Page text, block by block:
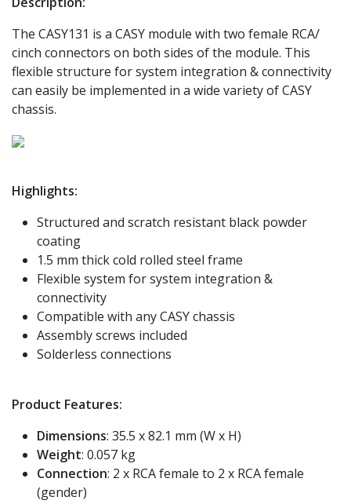
The CASY131 is a CASY module with two female RCA/
cinch connectors on both sides of the module. This
flexible structure for system integration & connectivity
can easily be implemented in a wide variety of CASY
chassis.
Highlights:
Structured and scratch resistant black powder
coating
1.5 mm thick cold rolled steel frame
Flexible system for system integration &
connectivity
Compatible with any CASY chassis
Assembly screws included
Solderless connections
Product Features:
Dimensions: 35.5 x 82.1 mm (W x H)
Weight: 0.057 kg
Connection: 2 x RCA female to 2 x RCA female
(gender)